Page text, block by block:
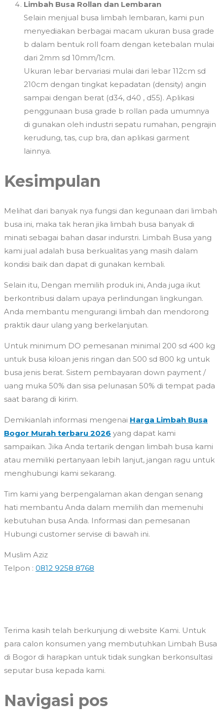
Limbah Busa Rollan dan Lembaran
Selain menjual busa limbah lembaran, kami pun
menyediakan berbagai macam ukuran busa grade
b dalam bentuk roll foam dengan ketebalan mulai
dari 2mm sd 10mm/1cm.
Ukuran lebar bervariasi mulai dari lebar 112cm sd
210cm dengan tingkat kepadatan (density) angin
sampai dengan berat (d34, d40 , d55). Aplikasi
penggunaan busa grade b rollan pada umumnya
di gunakan oleh industri sepatu rumahan, pengrajin
kerudung, tas, cup bra, dan aplikasi garment
lainnya.
Kesimpulan
Melihat dari banyak nya fungsi dan kegunaan dari limbah
busa ini, maka tak heran jika limbah busa banyak di
minati sebagai bahan dasar indurstri. Limbah Busa yang
kami jual adalah busa berkualitas yang masih dalam
kondisi baik dan dapat di gunakan kembali.
Selain itu, Dengan memilih produk ini, Anda juga ikut
berkontribusi dalam upaya perlindungan lingkungan.
Anda membantu mengurangi limbah dan mendorong
praktik daur ulang yang berkelanjutan.
Untuk minimum DO pemesanan minimal 200 sd 400 kg
untuk busa kiloan jenis ringan dan 500 sd 800 kg untuk
busa jenis berat. Sistem pembayaran down payment /
uang muka 50% dan sisa pelunasan 50% di tempat pada
saat barang di kirim.
Demikianlah informasi mengenai Harga Limbah Busa
Bogor Murah terbaru 2026 yang dapat kami
sampaikan. Jika Anda tertarik dengan limbah busa kami
atau memiliki pertanyaan lebih lanjut, jangan ragu untuk
menghubungi kami sekarang.
Tim kami yang berpengalaman akan dengan senang
hati membantu Anda dalam memilih dan memenuhi
kebutuhan busa Anda. Informasi dan pemesanan
Hubungi customer servise di bawah ini.
Muslim Aziz
Telpon : 0812 9258 8768
Terima kasih telah berkunjung di website Kami. Untuk
para calon konsumen yang membutuhkan Limbah Busa
di Bogor di harapkan untuk tidak sungkan berkonsultasi
seputar busa kepada kami.
Navigasi pos